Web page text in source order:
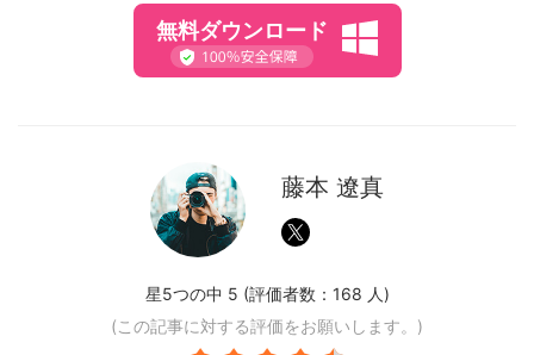
無料ダウンロード
藤本 遼真
星5つの中 5 (評価者数： 168 人)
(この記事に対する評価をお願いします。)